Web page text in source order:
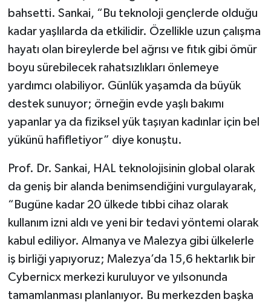
bahsetti. Sankai, “Bu teknoloji gençlerde olduğu
kadar yaşlılarda da etkilidir. Özellikle uzun çalışma
hayatı olan bireylerde bel ağrısı ve fıtık gibi ömür
boyu sürebilecek rahatsızlıkları önlemeye
yardımcı olabiliyor. Günlük yaşamda da büyük
destek sunuyor; örneğin evde yaşlı bakımı
yapanlar ya da fiziksel yük taşıyan kadınlar için bel
yükünü hafifletiyor” diye konuştu.
Prof. Dr. Sankai, HAL teknolojisinin global olarak
da geniş bir alanda benimsendiğini vurgulayarak,
“Bugüne kadar 20 ülkede tıbbi cihaz olarak
kullanım izni aldı ve yeni bir tedavi yöntemi olarak
kabul ediliyor. Almanya ve Malezya gibi ülkelerle
iş birliği yapıyoruz; Malezya’da 15,6 hektarlık bir
Cybernicx merkezi kuruluyor ve yılsonunda
tamamlanması planlanıyor. Bu merkezden başka